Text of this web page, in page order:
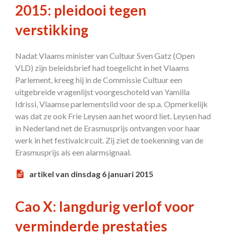
2015: pleidooi tegen
verstikking
Nadat Vlaams minister van Cultuur Sven Gatz (Open
VLD) zijn beleidsbrief had toegelicht in het Vlaams
Parlement, kreeg hij in de Commissie Cultuur een
uitgebreide vragenlijst voorgeschoteld van Yamilla
Idrissi, Vlaamse parlementslid voor de sp.a. Opmerkelijk
was dat ze ook Frie Leysen aan het woord liet. Leysen had
in Nederland net de Erasmusprijs ontvangen voor haar
werk in het festivalcircuit. Zij ziet de toekenning van de
Erasmusprijs als een alarmsignaal.
artikel van dinsdag 6 januari 2015
Cao X: langdurig verlof voor
verminderde prestaties